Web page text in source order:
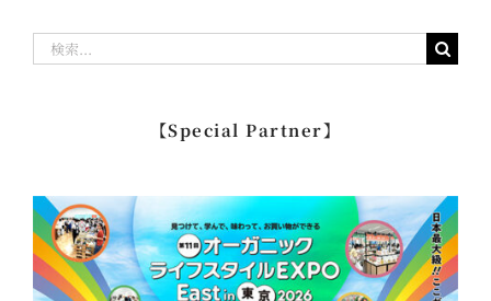
【Special Partner】